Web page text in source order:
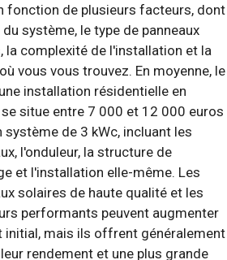
fonction de plusieurs facteurs, dont
système, le type de panneaux
la complexité de l'installation et la
vous vous trouvez. En moyenne, le
installation résidentielle en
se situe entre 7 000 et 12 000 euros
système de 3 kWc, incluant les
l'onduleur, la structure de
et l'installation elle-même. Les
solaires de haute qualité et les
performants peuvent augmenter
initial, mais ils offrent généralement
rendement et une plus grande